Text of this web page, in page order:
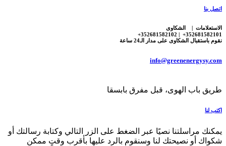
اتصل بنا
الاستعلامات | الشكاوى
352681582101+ | 352681582102+
نقوم باستقبال الشكاوى على مدار الـ24 ساعة
info@greenenergysy.com
طريق باب الهوى، قبل مفرق بابسقا
اكتب لنا
يمكنك مراسلتنا نصيًا عبر الضغط على الزر التالي وكتابة رسالتك أو
شكواك أو نصيحتك لنا وسنقوم بالرد عليها بأقرب وقتٍ ممكن